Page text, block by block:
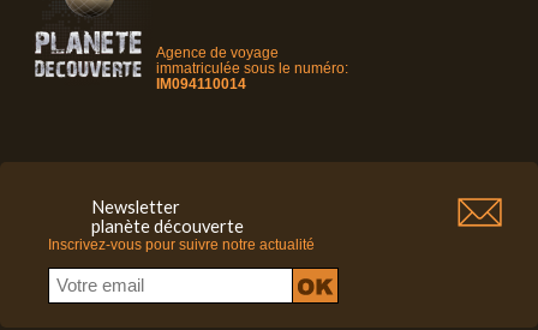
Agence de voyage
immatriculée sous le numéro:
IM094110014
Newsletter
planète découverte
Inscrivez-vous pour suivre notre actualité